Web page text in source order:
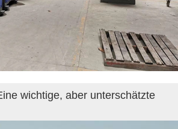
wichtige, aber unterschätzte